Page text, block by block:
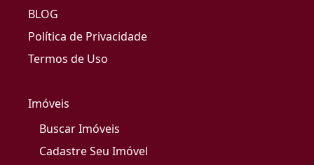
BLOG
Política de Privacidade
Termos de Uso
Imóveis
Buscar Imóveis
Cadastre Seu Imóvel